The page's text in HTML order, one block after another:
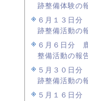
跡整備体験の
６月１３日
跡整備活動の
６月６日分
整備活動の報
５月３０日
跡整備活動の
５月１６日